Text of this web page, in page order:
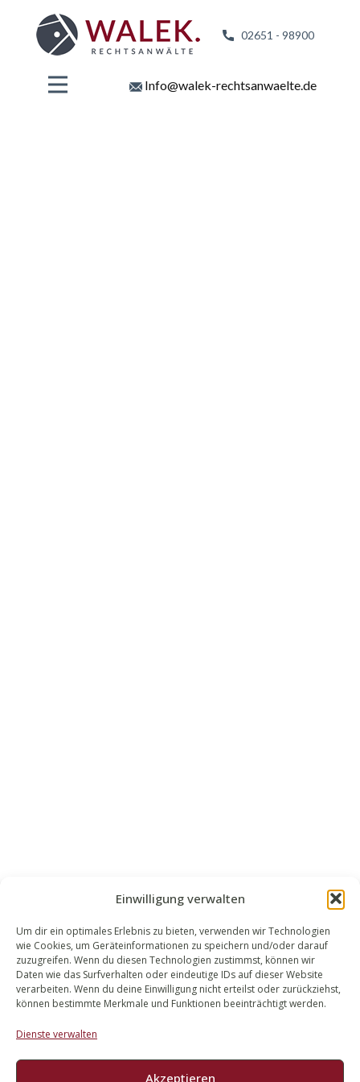
Einwilligung verwalten
Um dir ein optimales Erlebnis zu bieten, verwenden wir Technologien
wie Cookies, um Geräteinformationen zu speichern und/oder darauf
zuzugreifen. Wenn du diesen Technologien zustimmst, können wir
Daten wie das Surfverhalten oder eindeutige IDs auf dieser Website
verarbeiten. Wenn du deine Einwilligung nicht erteilst oder zurückziehst,
können bestimmte Merkmale und Funktionen beeinträchtigt werden.
Dienste verwalten
Akzeptieren
02651 - 98900
Info@walek-rechtsanwaelte.de
WALEK RECHTSANWÄLT​​E
Bachstraße 13
56727 Mayen
02651 98 900
info@walek-rechtsanwaelte.de